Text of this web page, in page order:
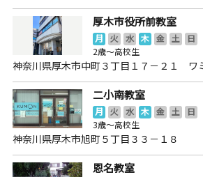
厚木市役所前教室
月 火 水 木 金 土
日
2歳～高校生
神奈川県厚木市中町３丁目１７－２１ ワ
二小南教室
月 火 水 木 金 土
日
3歳～高校生
神奈川県厚木市旭町５丁目３３－１８
恩名教室